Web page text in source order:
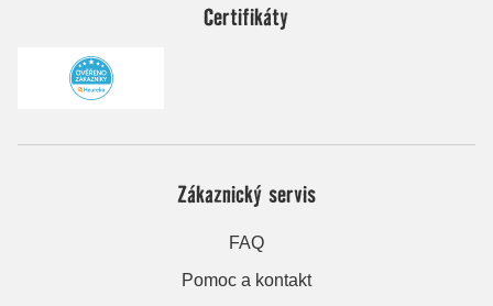
Certifikáty
Zákaznický servis
FAQ
Pomoc a kontakt